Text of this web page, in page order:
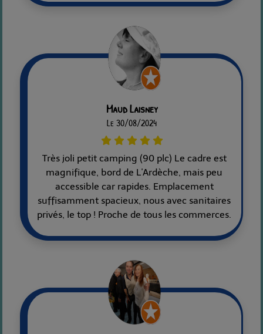
Maud Laisney
Le 30/08/2024
Très joli petit camping (90 plc) Le cadre est
magnifique, bord de L'Ardèche, mais peu
accessible car rapides. Emplacement
suffisamment spacieux, nous avec sanitaires
privés, le top ! Proche de tous les commerces.